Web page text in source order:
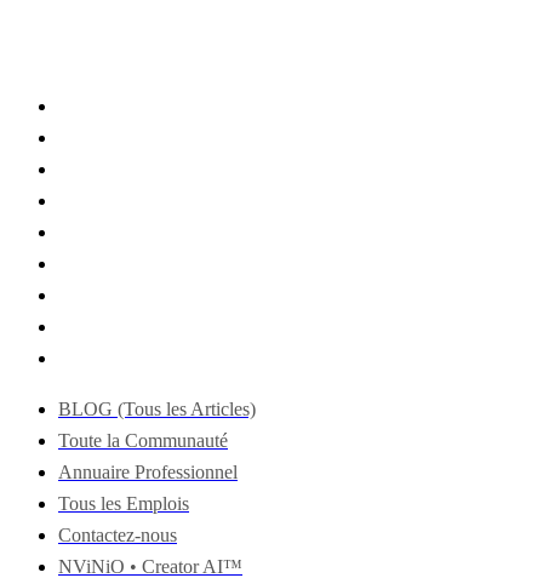
BLOG (Tous les Articles)
Toute la Communauté
Annuaire Professionnel
Tous les Emplois
Contactez-nous
NViNiO • Creator AI™